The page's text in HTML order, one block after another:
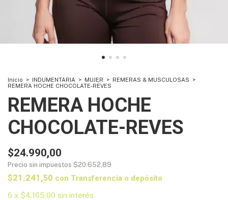
Inicio > INDUMENTARIA > MUJER > REMERAS & MUSCULOSAS
>
REMERA HOCHE CHOCOLATE-REVES
REMERA HOCHE
CHOCOLATE-REVES
$24.990,00
Precio sin impuestos $20.652,89
$21.241,50 con Transferencia o depósito
6 x $4.165,00 sin interés